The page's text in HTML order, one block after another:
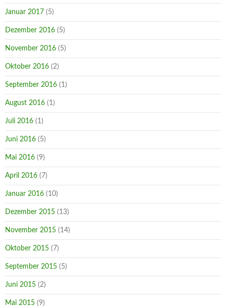
Januar 2017 (5)
Dezember 2016 (5)
November 2016 (5)
Oktober 2016 (2)
September 2016 (1)
August 2016 (1)
Juli 2016 (1)
Juni 2016 (5)
Mai 2016 (9)
April 2016 (7)
Januar 2016 (10)
Dezember 2015 (13)
November 2015 (14)
Oktober 2015 (7)
September 2015 (5)
Juni 2015 (2)
Mai 2015 (9)